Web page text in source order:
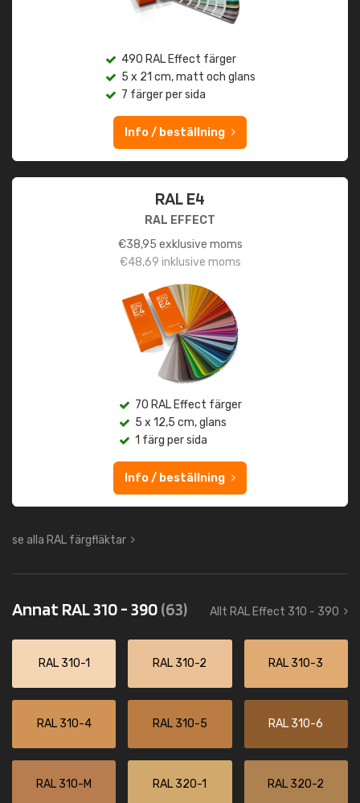
490 RAL Effect färger
5 x 21 cm, matt och glans
7 färger per sida
Info / beställning
RAL E4
RAL EFFECT
€38,95 exklusive moms
€48,69 inklusive moms
70 RAL Effect färger
5 x 12,5 cm, glans
1 färg per sida
Info / beställning
se alla RAL färgfläktar
Annat RAL 310 - 390(63) Allt RAL Effect 310 - 390
RAL 310-1 RAL 310-2 RAL 310-3
RAL 310-4 RAL 310-5 RAL 310-6
RAL 310-M RAL 320-1 RAL 320-2